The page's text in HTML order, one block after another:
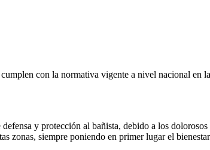
con la normativa vigente a nivel nacional
y protección al bañista, debido a los
zonas, siempre poniendo en primer lugar el